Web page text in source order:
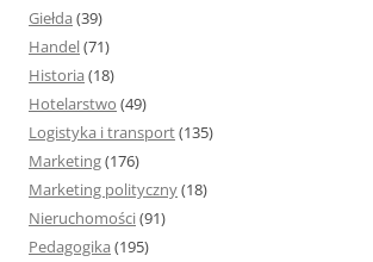
Giełda (39)
Handel(71)
Historia (18)
Hotelarstwo (49)
Logistyka i transport(135)
Marketing(176)
Marketing polityczny(18)
Nieruchomości(91)
Pedagogika (195)